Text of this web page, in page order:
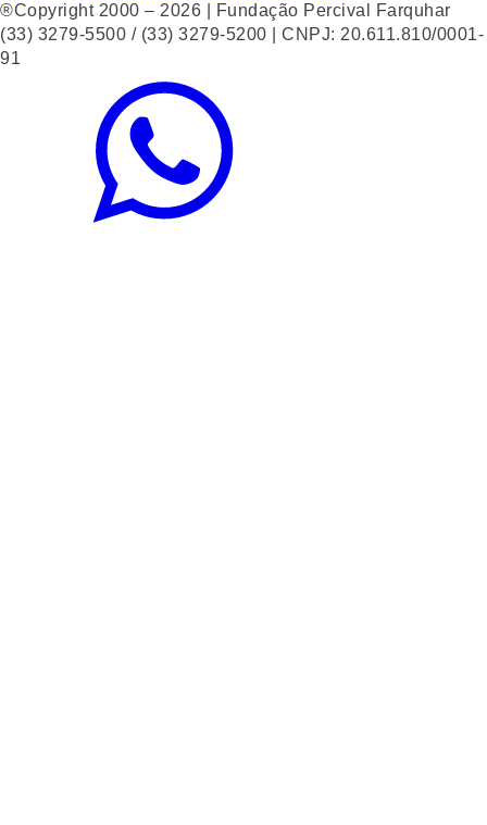
®Copyright 2000 – 2026 | Fundação Percival Farquhar
(33) 3279-5500 / (33) 3279-5200 | CNPJ: 20.611.810/0001-
91